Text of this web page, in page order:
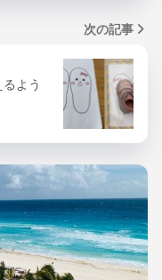
次の記事
よう